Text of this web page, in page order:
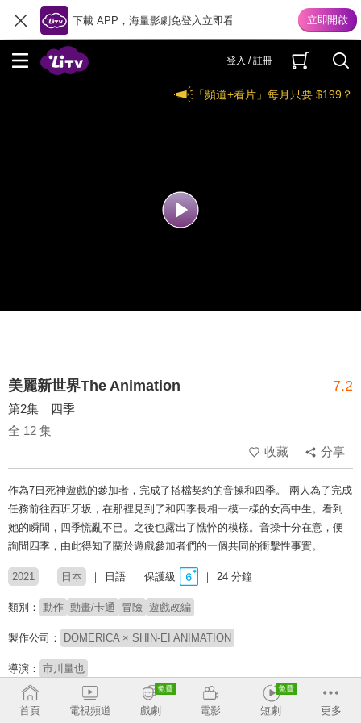
下載 APP，海量影劇免登入立即看
登入 / 註冊
「頻道+看片」每月只要 $199？
美麗新世界The Animation 7.2
第2集 四季
全 12 集
收藏
分享
作為7日死神遊戲的參加者，完成了搭檔契約的音操和四季。 兩人為了完成
任務前往西班牙坂，在那裡見到了和四季長相一模一樣的女高中生。看到
她的瞬間，四季慌亂不已。之後也露出了憔悴的模樣。音操十分在意，便
詢問四季，由此得知了關於遊戲參加者們的一個共同的衝擊性事實。
2021 日本 日語 保護級 24 分鐘
類別： 動作 動畫/卡通 冒險 遊戲改編
製作公司： DOMERICA × SHIN-EI ANIMATION
導演： 市川量也
配音： 内山昂輝 鉢嶺杏奈 木村昴 竹達彩奈 木村良平 津田健次郎
新井里美
首頁 電視頻道 戲劇 電影 短劇 更多